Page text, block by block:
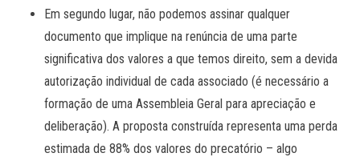
Em segundo lugar, não podemos assinar qualquer
documento que implique na renúncia de uma parte
significativa dos valores a que temos direito, sem a devida
autorização individual de cada associado (é necessário a
formação de uma Assembleia Geral para apreciação e
deliberação). A proposta construída representa uma perda
estimada de 88% dos valores do precatório – algo